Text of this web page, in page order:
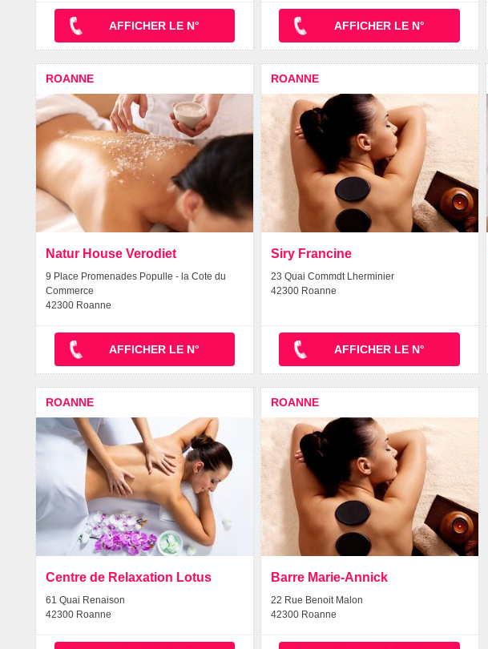
AFFICHER LE N° AFFICHER LE N°
ROANNE
Natur House Verodiet
9 Place Promenades Populle - la Cote du
Commerce
42300 Roanne
AFFICHER LE N°
ROANNE
Siry Francine
23 Quai Commdt Lherminier
42300 Roanne
AFFICHER LE N°
ROANNE
Centre de Relaxation Lotus
61 Quai Renaison
42300 Roanne
ROANNE
Barre Marie-Annick
22 Rue Benoit Malon
42300 Roanne